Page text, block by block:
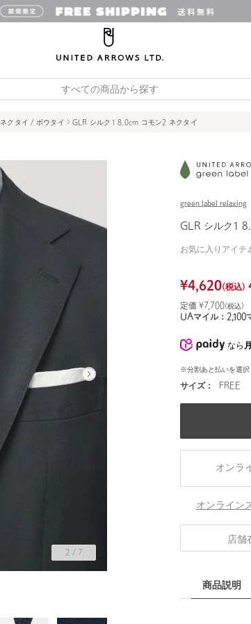
すべての商品から探す
ネクタイ / ボウタイ GLR シルク1 8.0cm コモン2 ネクタイ
2 / 7
green label relaxing
GLR シルク1
お気に入りアイテ
¥4,620(税込)
定価 ¥7,700(税込)
UAマイル： 2,100
なら
※分割あと払いを選択
サイズ： FREE
オンラ
オンライン
店舗
商品説明